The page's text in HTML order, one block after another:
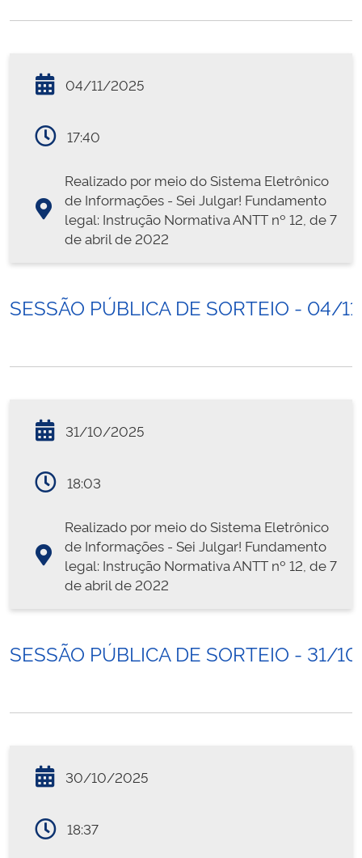
04/11/2025
17:40
Realizado por meio do Sistema Eletrônico
de Informações - Sei Julgar! Fundamento
legal: Instrução Normativa ANTT nº 12, de 7
de abril de 2022
SESSÃO PÚBLICA DE SORTEIO - 04/
31/10/2025
18:03
Realizado por meio do Sistema Eletrônico
de Informações - Sei Julgar! Fundamento
legal: Instrução Normativa ANTT nº 12, de 7
de abril de 2022
SESSÃO PÚBLICA DE SORTEIO - 31/
30/10/2025
18:37